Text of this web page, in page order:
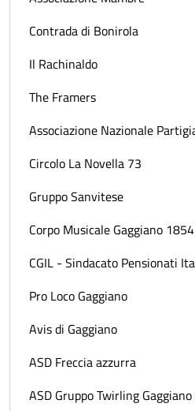
Contrada di Bonirola
Il Rachinaldo
The Framers
Associazione Nazionale
Circolo La Novella 73
Gruppo Sanvitese
Corpo Musicale Gaggiano 1854
CGIL - Sindacato Pensionati
Pro Loco Gaggiano
Avis di Gaggiano
ASD Freccia azzurra
ASD Gruppo Twirling Gaggiano